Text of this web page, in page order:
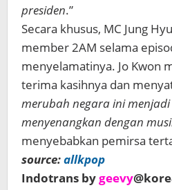
presiden.”
Secara khusus, MC Jung
member 2AM selama
menyelamatinya. Jo Kwon
terima kasihnya dan
merubah negara ini
menyenangkan dengan
menyebabkan pemirsa
source:allkpop
Indotrans bygeevy